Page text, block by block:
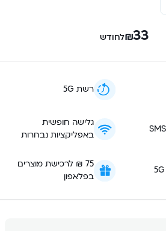
₪לחודש
רשת 5G
גלישה חופשית
באפליקציות נבחרות
75 ₪ לרכישת מוצרים
בפלאפון